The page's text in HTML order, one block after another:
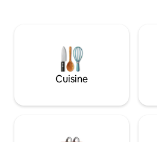
avec vue sur la mer, une douche
extérieure, un barbecue à gaz.
parking à l'intérieur de la propriété
voiture. Wi-Fi à 50 Mbit/s. Animaux
Cuisine